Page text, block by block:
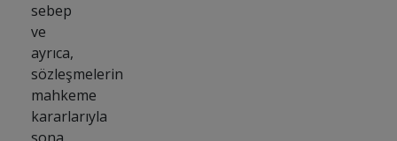
sebep
ve
ayrıca,
sözleşmelerin
mahkeme
kararlarıyla